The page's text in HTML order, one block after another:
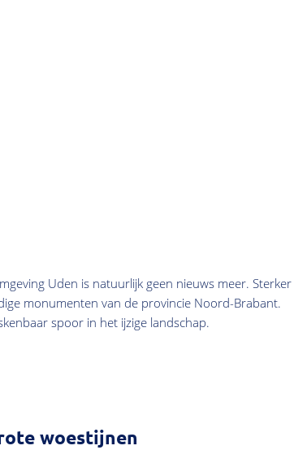
Uden is natuurlijk geen nieuws meer. Sterker
monumenten van de provincie Noord-Brabant.
spoor in het ijzige landschap.
woestijnen